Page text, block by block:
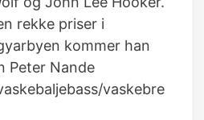
rekke priser i
kommer han
Peter Nande
vaskebre